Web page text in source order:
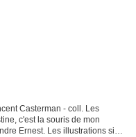
Casterman - coll. Les
c'est la souris de mon
Ernest. Les illustrations si